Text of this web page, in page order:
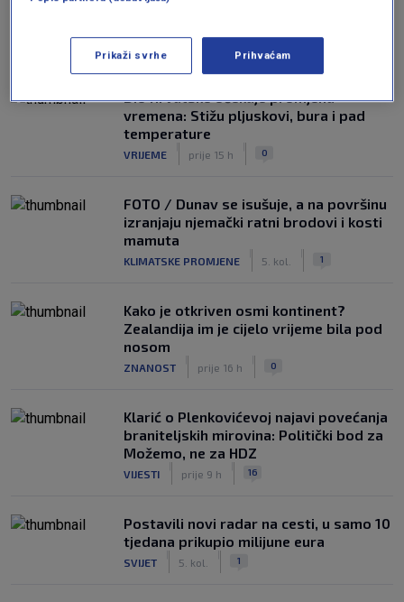
NAJČITANIJE
Dio Hrvatske očekuje promjena
vremena: Stižu pljuskovi, bura i pad
temperature
VRIJEME prije 15 h 0
FOTO / Dunav se isušuje, a na površinu
izranjaju njemački ratni brodovi i kosti
mamuta
KLIMATSKE PROMJENE 5. kol. 1
Kako je otkriven osmi kontinent?
Zealandija im je cijelo vrijeme bila pod
nosom
ZNANOST prije 16 h 0
Klarić o Plenkovićevoj najavi povećanja
braniteljskih mirovina: Politički bod za
Možemo, ne za HDZ
VIJESTI prije 9 h 16
Postavili novi radar na cesti, u samo 10
tjedana prikupio milijune eura
SVIJET 5. kol. 1
Prikaži svrhe Prihvaćam